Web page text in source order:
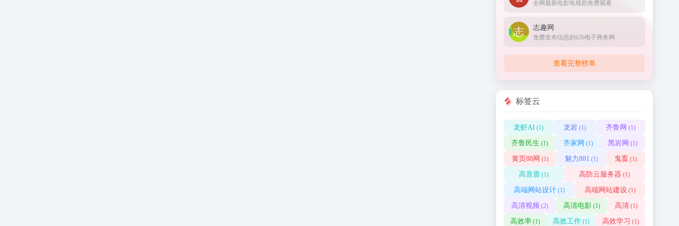
全网最新电影电视剧免费观看
志趣网
免费发布信息的b2b电子商务网
查看完整榜单
标签云
龙虾AI (1) 龙岩 (1) 齐鲁网 (1)
齐鲁民生 (1) 齐家网 (1) 黑岩网 (1)
黄页88网 (1) 魅力881 (1) 鬼畜 (1)
高音质 (1) 高防云服务器 (1)
高端网站设计(1) 高端网站建设(1)
高清视频 (2) 高清电影(1) 高清 (1)
高效率(1) 高效工作(1) 高效学习 (1)